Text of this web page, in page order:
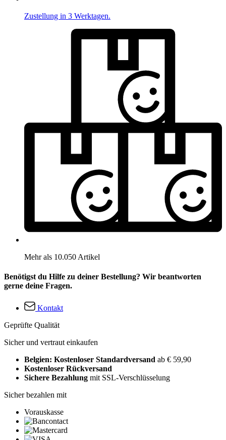
Zustellung in 3 Werktagen.
Mehr als 10.050 Artikel
Benötigst du Hilfe zu deiner Bestellung? Wir beantworten
gerne deine Fragen.
Kontakt
Geprüfte Qualität
Sicher und vertraut einkaufen
Belgien: Kostenloser Standardversand ab € 59,90
Kostenloser Rückversand
Sichere Bezahlung mit SSL-Verschlüsselung
Sicher bezahlen mit
Vorauskasse